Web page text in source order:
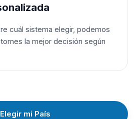
cuál sistema elegir, podemos
la mejor decisión según
Elegir mi País